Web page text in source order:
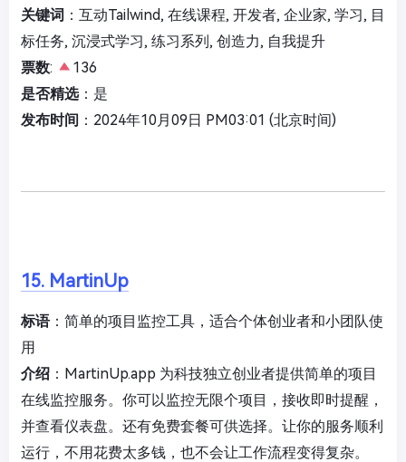
关键词 ：互动Tailwind, 在线课程, 开发者, 企业家, 学习, 目
标任务, 沉浸式学习, 练习系列, 创造力, 自我提升
票数:
136
是否精选：是
发布时间 ：2024年10月09日 PM03:01 (北京时间)
15. MartinUp
标语：简单的项目监控工具，适合个体创业者和小团队使
用
介绍 ：MartinUp.app 为科技独立创业者提供简单的项目
在线监控服务。你可以监控无限个项目，接收即时提醒，
并查看仪表盘。还有免费套餐可供选择。让你的服务顺利
运行，不用花费太多钱，也不会让工作流程变得复杂。